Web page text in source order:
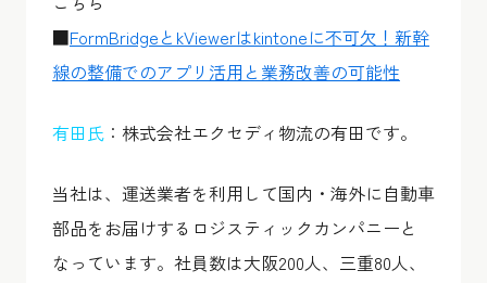
■FormBridgeとkViewerはkintoneに不可欠！新幹
線の整備でのアプリ活用と業務改善の可能性
有田氏 ：株式会社エクセディ物流の有田です。
当社は、運送業者を利用して国内・海外に自動車
部品をお届けするロジスティックカンパニーと
なっています。社員数は大阪200人、三重80人、